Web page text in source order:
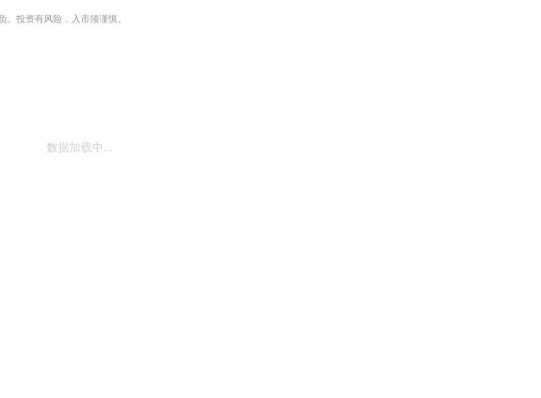
投资有风险，入市须谨慎。
数据加载中...